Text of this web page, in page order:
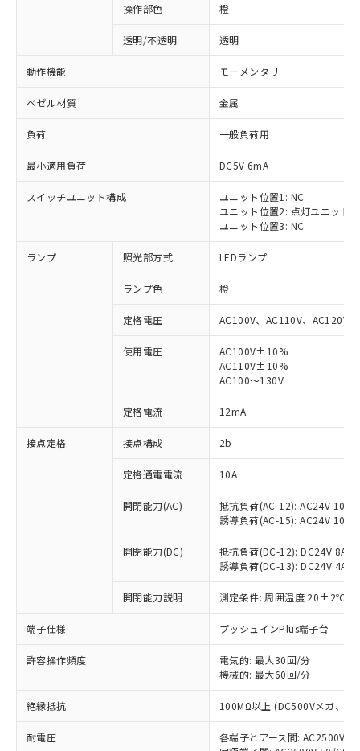
操作部色 橙
透明/不透明 透明
動作機能 モーメンタリ
ベゼル材質 金属
負荷 一般負荷用
最小適用負荷 DC5V 6mA
スイッチユニット構成
ユニット位置1: NC
ユニット位置2: 点灯ユニット
ユニット位置3: NC
ランプ 照光部方式 LEDランプ
ランプ色 橙
定格電圧 AC100V、AC110V、AC120V
使用電圧
AC100V±10%
AC110V±10%
AC100～130V
定格電流 12mA
接点定格 接点構成 2b
定格通電電流 10A
開閉能力(AC)
抵抗負荷(AC-12): AC24V 10A/
誘導負荷(AC-15): AC24V
開閉能力(DC)
抵抗負荷(DC-12): DC24V 8A/
誘導負荷(DC-13): DC24V 4A/
開閉能力説明 測定条件: 周囲温度 20±2℃、
端子仕様 プッシュインPlus端子台
許容操作頻度
電気的: 最大30回/分
機械的: 最大60回/分
絶縁抵抗 100MΩ以上 (DC500Vメガ、点
耐電圧
各端子とアース間: AC2500V
ご利用条件
以下の条件をお読みいただき、同意のうえ
本サービスは、当社制御機器事業取扱
商品の当社在庫状況および標準価格
(税抜)を提供させていただくもので
当社制御機器事業取扱商品の中には、
本サービスの対象外となる商品もある
ことをご了承ください。
在庫状況および標準価格照会結果は、
記載している更新日時点での社内デー
タに基づき作成されるものであり、閲
準価格とは異なる場合があることをご
対応済み：EU RoHS指令（10物質）の
非含有に対応した製品が提供可能な商品で
対応予定：EU RoHS指令（10物質）の非含
有に対応した製品に切り替える予定のある
対応予定なし：EU RoHS指令（10物質）の
非含有に非対応の商品で、対応品を出す予
調査・確認中：EU RoHS指令（10物質）の
非含有の対応状況を調査中または確認中の
非該当品：ライセンス料など無形物で、有
害物質有無と関係のない商品です。
仕入先様の事情により、非含有部品として
いたものが、含有品と判明した場合などや
むを得ず変更することがあります。
*EU RoHS指令（10物質）：
鉛(Pb) 1000ppm以下、 水銀(Hg) 1000ppm以下、 カド
六価クロム(Cr(Ⅵ)) 1000ppm以下、ポリ臭化ビフェニル
「○」：最大均質材料含有率が中国RoHSの
基準値以下であることを示します。
「×」：最大均質材料含有率が中国RoHSの
基準値を超えていることを示します。
「－」：未確認です。当社販売部門へお問
当社は、これら貴社製品のうち、外国
為替および外国貿易法に定める商品
（以下｢規制貨物等」という）を輸出
または国外への提供する場合は、日本
国政府の輸出許可(または役務取引許
可)を取得するなどの必要な手続きを